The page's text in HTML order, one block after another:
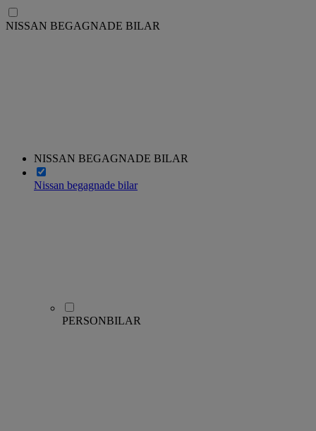
NISSAN BEGAGNADE BILAR
NISSAN BEGAGNADE BILAR
Nissan begagnade bilar
PERSONBILAR